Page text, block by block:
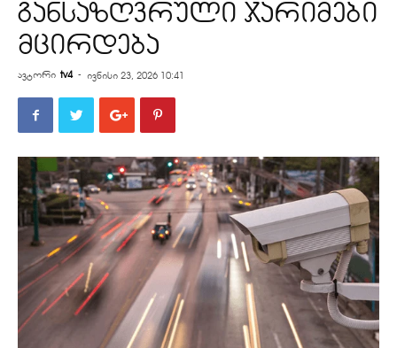
განსაზღვრული ჯარიმები
მცირდება
ავტორი tv4 - ივნისი 23, 2026 10:41